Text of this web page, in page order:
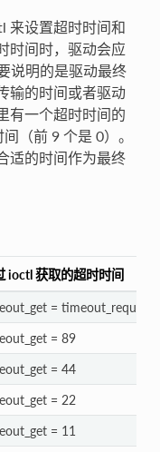
来设置超时时间和
时间时，驱动会应
说明的是驱动最终
输的时间或者驱动
有一个超时时间的
（前 9 个是 0）。
适的时间作为最终
ioctl 获取的超时时间
= timeout_request
= 89
= 44
= 22
= 11